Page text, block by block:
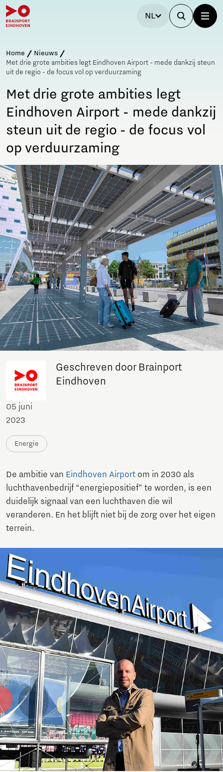
NL
Home
Nieuws
Met drie grote ambities legt Eindhoven Airport - mede dankzij steun
uit de regio - de focus vol op verduurzaming
Met drie grote ambities legt
Eindhoven Airport - mede dankzij
steun uit de regio - de focus vol
op verduurzaming
Geschreven door Brainport
Eindhoven
05 juni
2023
Energie
De ambitie van Eindhoven Airport om in 2030 als
luchthavenbedrijf “energiepositief” te worden, is een
duidelijk signaal van een luchthaven die wil
veranderen. En het blijft niet bij de zorg over het eigen
terrein.